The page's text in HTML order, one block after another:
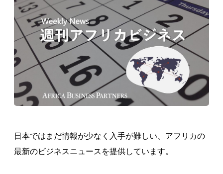
日本ではまだ情報が少なく入手が難しい、アフリカの
最新のビジネスニュースを提供しています。